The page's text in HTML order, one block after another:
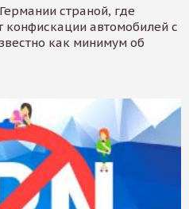
страной, где
автомобилей с
как минимум об